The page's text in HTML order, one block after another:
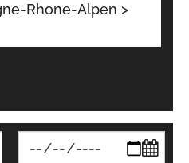
Rhone-Alpen >